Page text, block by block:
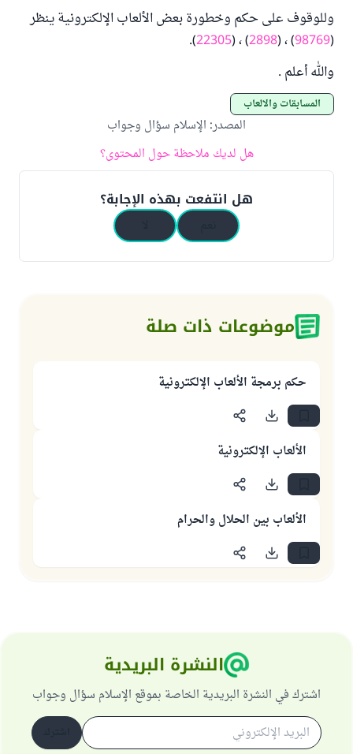
وللوقوف على حكم وخطورة بعض الألعاب الإلكترونية ينظر
(
98769) ، (2898) ، (22305
).
والله أعلم .
المسابقات والألعاب
المصدر: الإسلام سؤال وجواب
هل لديك ملاحظة حول المحتوى؟
هل انتفعت بهذه الإجابة؟
موضوعات ذات صلة
حكم برمجة الألعاب الإلكترونية
الألعاب الإلكترونية
الألعاب بين الحلال والحرام
النشرة البريدية
اشترك في النشرة البريدية الخاصة بموقع الإسلام سؤال وجواب